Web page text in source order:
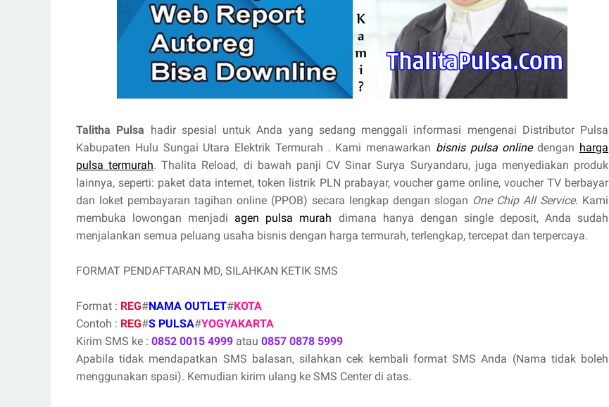
Talitha Pulsa hadir spesial untuk Anda yang sedang menggali informasi mengenai Distributor Pulsa
Kabupaten Hulu Sungai Utara Elektrik Termurah . Kami menawarkan bisnis pulsa onlinedengan harga
pulsa termurah. Thalita Reload, di bawah panji CV Sinar Surya Suryandaru, juga menyediakan produk
lainnya, seperti: paket data internet, token listrik PLN prabayar, voucher game online, voucher TV berbayar
dan loket pembayaran tagihan online (PPOB) secara lengkap dengan slogan One Chip All Service. Kami
membuka lowongan menjadi agen pulsa murah dimana hanya dengan single deposit, Anda sudah
menjalankan semua peluang usaha bisnis dengan harga termurah, terlengkap, tercepat dan terpercaya.
FORMAT PENDAFTARAN MD, SILAHKAN KETIK SMS
Format : REG#NAMA OUTLET#KOTA
Contoh : REG#S PULSA#YOGYAKARTA
Kirim SMS ke : 0852 0015 4999 atau 0857 0878 5999
Apabila tidak mendapatkan SMS balasan, silahkan cek kembali format SMS Anda (Nama tidak boleh
menggunakan spasi). Kemudian kirim ulang ke SMS Center di atas.